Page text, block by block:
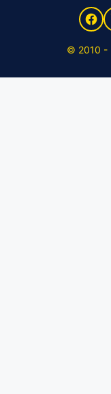
© 2010 -